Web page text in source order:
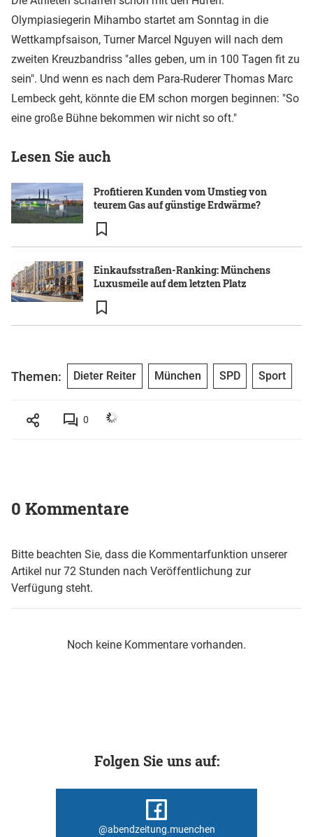
Olympiasiegerin Mihambo startet am Sonntag in die
Wettkampfsaison, Turner Marcel Nguyen will nach dem
zweiten Kreuzbandriss "alles geben, um in 100 Tagen fit zu
sein". Und wenn es nach dem Para-Ruderer Thomas Marc
Lembeck geht, könnte die EM schon morgen beginnen: "So
eine große Bühne bekommen wir nicht so oft."
Lesen Sie auch
Profitieren Kunden vom Umstieg von
teurem Gas auf günstige Erdwärme?
Einkaufsstraßen-Ranking: Münchens
Luxusmeile auf dem letzten Platz
Themen: Dieter Reiter München SPD Sport
0
0 Kommentare
Bitte beachten Sie, dass die Kommentarfunktion unserer
Artikel nur 72 Stunden nach Veröffentlichung zur
Verfügung steht.
Noch keine Kommentare vorhanden.
Folgen Sie uns auf:
@abendzeitung.muenchen